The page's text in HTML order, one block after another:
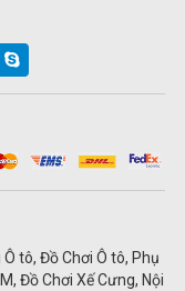
tô, Đồ Chơi Ô tô, Phụ
Đồ Chơi Xế Cưng, Nội